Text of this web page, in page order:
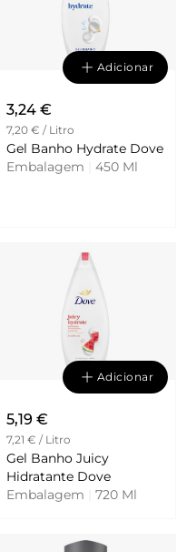
Adicionar
3,24 €
7,20 € / Litro
Gel Banho Hydrate Dove
Embalagem
450 Ml
Adicionar
5,19 €
7,21 € / Litro
Gel Banho Juicy
Hidratante Dove
Embalagem
720 Ml